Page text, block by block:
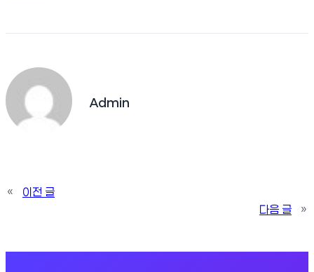
Admin
«
이전 글
다음 글
»